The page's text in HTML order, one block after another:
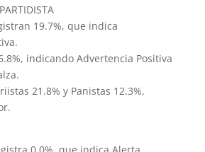
19.7%, que indica
indicando Advertencia Positiva
21.8% y Panistas 12.3%,